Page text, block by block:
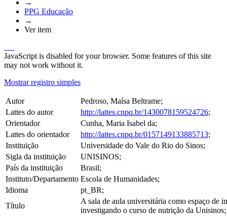
→
PPG Educação
→
Ver item
JavaScript is disabled for your browser. Some features of this site
may not work without it.
Mostrar registro simples
Autor
Pedroso, Maísa Beltrame;
Lattes do autor
http://lattes.cnpq.br/1430078159524726;
Orientador
Cunha, Maria Isabel da;
Lattes do orientador
http://lattes.cnpq.br/0157149133885713;
Instituição
Universidade do Vale do Rio do Sinos;
Sigla da instituição
UNISINOS;
País da instituição
Brasil;
Instituto/Departamento Escola de Humanidades;
Idioma
pt_BR;
Título
A sala de aula universitária como espaço de
investigando o curso de nutrição da Unisinos;